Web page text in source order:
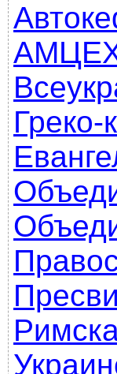
Греко-